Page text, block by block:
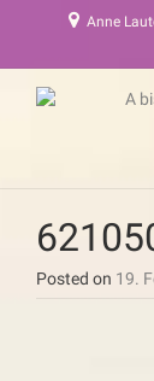
Anne
Posted on 19.